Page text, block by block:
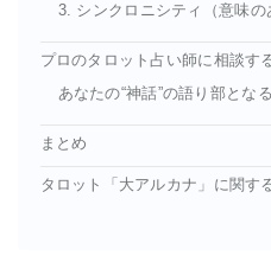
3. シンクロニシティ（意味の
プロのタロット占い師に相談す
あなたの“神話”の語り部とな
まとめ
タロット「大アルカナ」に関す